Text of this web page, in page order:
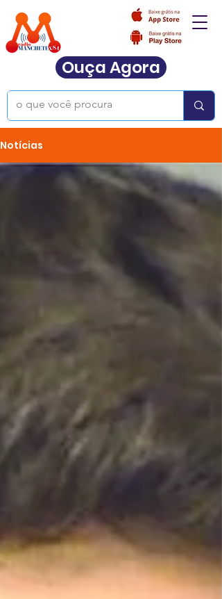
Ouça Agora
Notícias